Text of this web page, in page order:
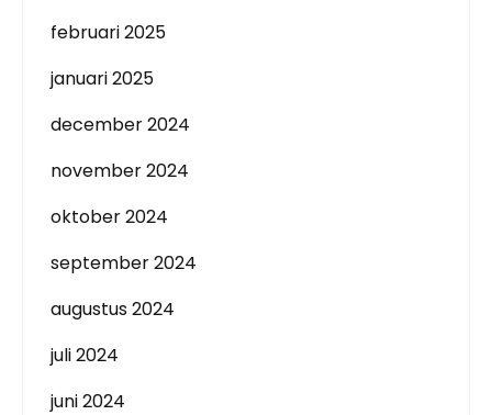
februari 2025
januari 2025
december 2024
november 2024
oktober 2024
september 2024
augustus 2024
juli 2024
juni 2024